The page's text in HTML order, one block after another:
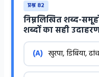
प्रश्न 82
निम्नलिखित शब्द-
शब्दों का सही
(A) खुरपा, डिबिया,